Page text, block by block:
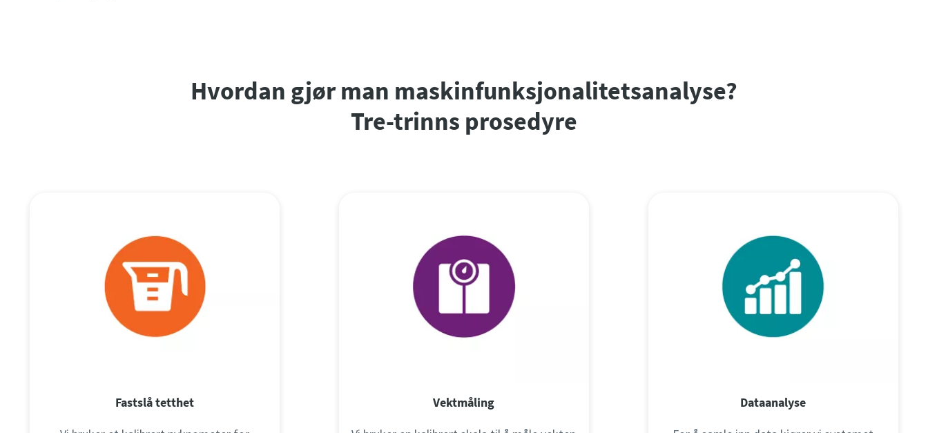
Hvordan gjør man maskinfunksjonalitetsanalyse?
Tre-trinns prosedyre
Fastslå tetthet
Vektmåling
Dataanalyse